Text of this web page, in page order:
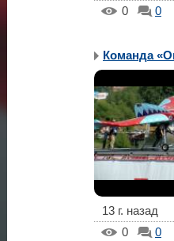
0
0
13 г. назад
0
0